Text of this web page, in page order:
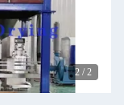
2 / 2